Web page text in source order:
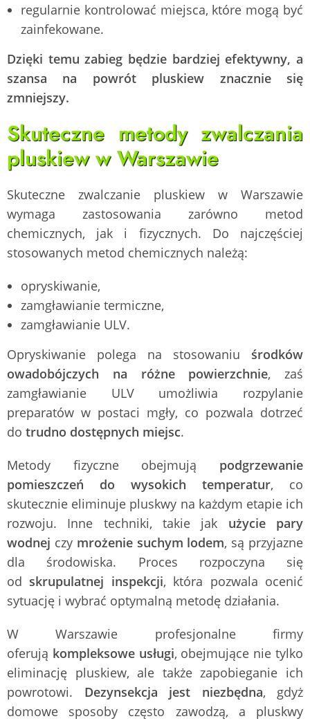
regularnie kontrolować miejsca, które mogą być
zainfekowane.
Dzięki temu zabieg będzie bardziej efektywny, a
szansa na powrót pluskiew znacznie się
zmniejszy.
Skuteczne metody zwalczania
pluskiew w Warszawie
Skuteczne zwalczanie pluskiew w Warszawie
wymaga zastosowania zarówno metod
chemicznych, jak i fizycznych. Do najczęściej
stosowanych metod chemicznych należą:
opryskiwanie,
zamgławianie termiczne,
zamgławianie ULV.
Opryskiwanie polega na stosowaniu środków
owadobójczych na różne powierzchnie, zaś
zamgławianie ULV umożliwia rozpylanie
preparatów w postaci mgły, co pozwala dotrzeć
do trudno dostępnych miejsc.
Metody fizyczne obejmują podgrzewanie
pomieszczeń do wysokich temperatur, co
skutecznie eliminuje pluskwy na każdym etapie ich
rozwoju. Inne techniki, takie jak użycie pary
wodnej czy mrożenie suchym lodem, są przyjazne
dla środowiska. Proces rozpoczyna się
od skrupulatnej inspekcji, która pozwala ocenić
sytuację i wybrać optymalną metodę działania.
W Warszawie profesjonalne firmy
oferują kompleksowe usługi, obejmujące nie tylko
eliminację pluskiew, ale także zapobieganie ich
powrotowi. Dezynsekcja jest niezbędna, gdyż
domowe sposoby często zawodzą, a pluskwy